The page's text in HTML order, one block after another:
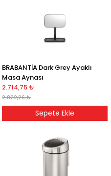
BRABANTİA Dark Grey Ayaklı
Masa Aynası
2.714,75 ₺
2.822,26 ₺
Sepete Ekle